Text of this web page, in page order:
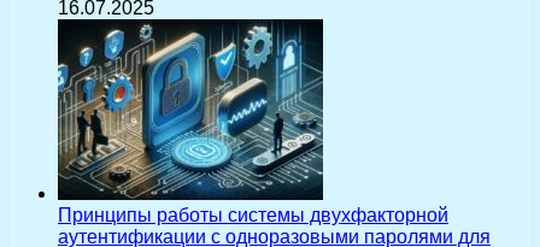
16.07.2025
Принципы работы системы двухфакторной
аутентификации с одноразовыми паролями для